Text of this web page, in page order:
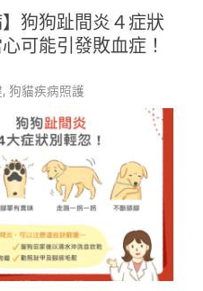
】狗狗趾間炎４症狀
可能引發敗血症！
, 狗貓疾病照護